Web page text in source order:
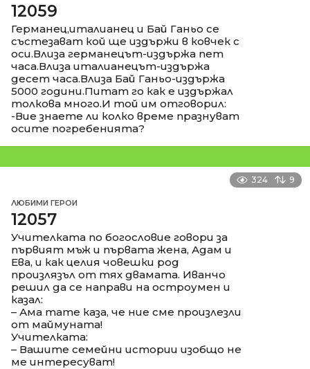
12059
Германец,италианец и Бай Ганьо се
състезават кой ще издържи в ковчек с
оси.Влиза германецът-издържа пет
часа.Влиза италианецът-издържа
десет часа.Влиза Бай Ганьо-издържа
5000 години.Питат го как е издържал
толкова много.И той им отговорил:
-Вие знаете ли колко време празнуват
осите погребенията?
324 9
ЛЮБИМИ ГЕРОИ
12057
Учителката по богословие говори за
първият мъж и първата жена, Адам и
Ева, и как целия човешки род
произлязъл от тях двамата. Иванчо
решил да се направи на остроумен и
казал:
– Ама тате каза, че ние сме произлезли
от маймуната!
Учителката:
– Вашите семейни истории изобщо не
ме интересуват!